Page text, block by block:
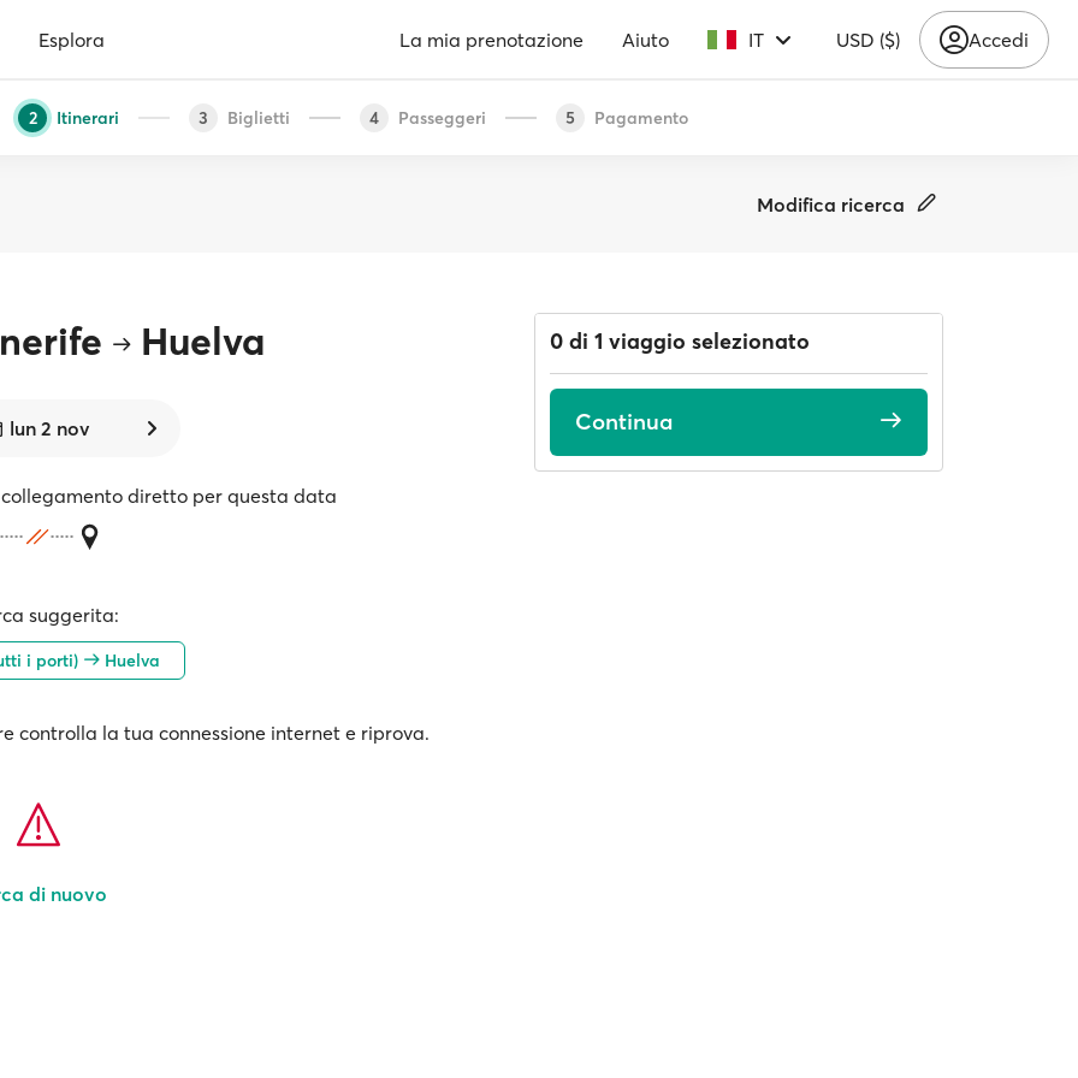
Esplora La mia prenotazione Aiuto IT USD ($) Accedi
2 Itinerari 3 Biglietti 4 Passeggeri 5 Pagamento
Modifica ricerca
Huelva
lun 2 nov
diretto per questa data
suggerita:
i porti) Huelva
controlla la tua connessione internet e riprova.
di nuovo
0 di 1 viaggio selezionato
Continua